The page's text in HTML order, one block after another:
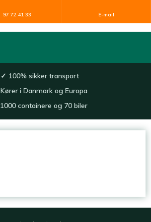
97 72 41 33 E-mail
✓ 100% sikker transport​
Kører i Danmark og Europa
1000 containere og 70 biler